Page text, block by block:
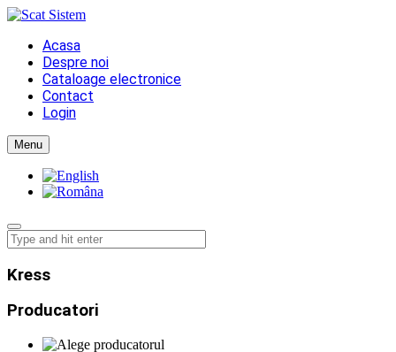
Acasa
Despre noi
Cataloage electronice
Contact
Login
Menu
Kress
Producatori